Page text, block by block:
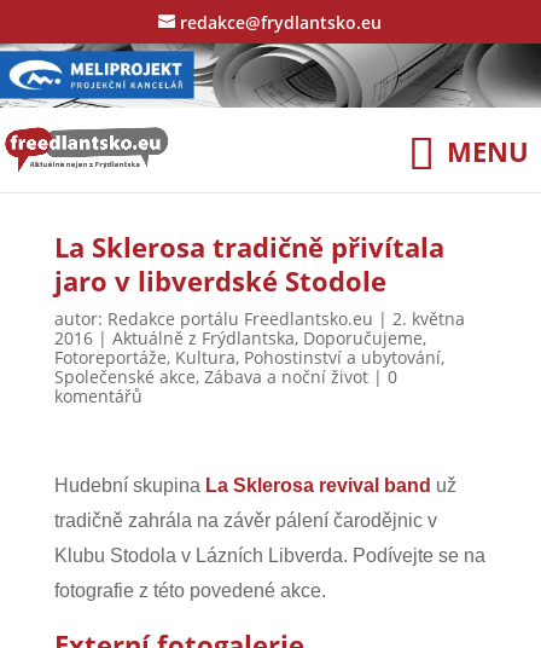
redakce@frydlantsko.eu
La Sklerosa tradičně přivítala
jaro v libverdské Stodole
autor: Redakce portálu Freedlantsko.eu | 2. května
2016| Aktuálně z Frýdlantska, Doporučujeme,
Fotoreportáže, Kultura, Pohostinství a ubytování,
Společenské akce, Zábava a noční život| 0
komentářů
Hudební skupina La Sklerosa revival band už
tradičně zahrála na závěr pálení čarodějnic v
Klubu Stodola v Lázních Libverda. Podívejte se na
fotografie z této povedené akce.